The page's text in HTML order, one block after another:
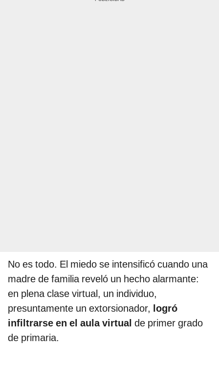
No es todo. El miedo se intensificó cuando una
madre de familia reveló un hecho alarmante:
en plena clase virtual, un individuo,
presuntamente un extorsionador, logró
infiltrarse en el aula virtual de primer grado
de primaria.